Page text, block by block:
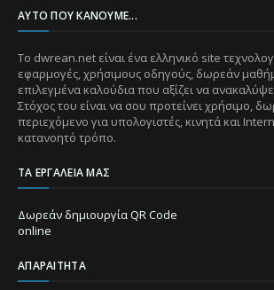
ΑΥΤΌ ΠΟΥ ΚΆΝΟΥΜΕ...
Το dwrean.net είναι ένα ελληνικό site
εφαρμογές, χρήσιμους οδηγούς, δωρεάν
επιλεγμένα καλούδια που αξίζει να
Στόχος του είναι να σου προτείνει χρήσιμο,
περιεχόμενο για υπολογιστές, κινητά και
κατανοητό τρόπο.
ΤΑ ΕΡΓΑΛΕΊΑ ΜΑΣ
Δωρεάν δημιουργία QR Code
online
ΑΠΑΡΑΊΤΗΤΑ